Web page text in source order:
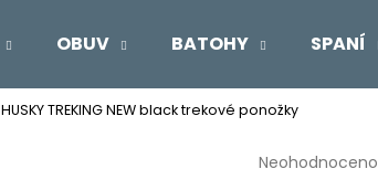
OBUV BATOHY SPANÍ
HUSKY TREKING NEW black trekové ponožky
Průměrné
Neohodnoceno
Co potřebujete najít?